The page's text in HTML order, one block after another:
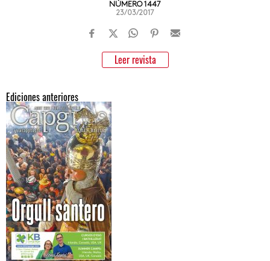
NÚMERO 1447
23/03/2017
Leer revista
Ediciones anteriores